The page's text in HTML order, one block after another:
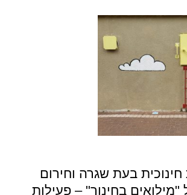
חינוכית בעת שגרה וחירום
בחינוך" – פעילות